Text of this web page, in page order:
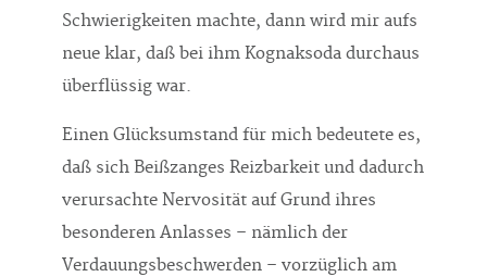
Schwierigkeiten machte, dann wird mir aufs
neue klar, daß bei ihm Kognaksoda durchaus
überflüssig war.
Einen Glücksumstand für mich bedeutete es,
daß sich Beißzanges Reizbarkeit und dadurch
verursachte Nervosität auf Grund ihres
besonderen Anlasses – nämlich der
Verdauungsbeschwerden – vorzüglich am